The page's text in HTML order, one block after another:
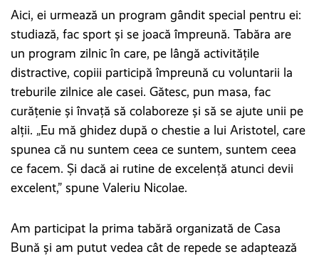
Aici, ei urmează un program gândit special pentru ei:
studiază, fac sport și se joacă împreună. Tabăra are
un program zilnic în care, pe lângă activitățile
distractive, copiii participă împreună cu voluntarii la
treburile zilnice ale casei. Gătesc, pun masa, fac
curățenie și învață să colaboreze și să se ajute unii pe
alții. „Eu mă ghidez după o chestie a lui Aristotel, care
spunea că nu suntem ceea ce suntem, suntem ceea
ce facem. Și dacă ai rutine de excelență atunci devii
excelent,” spune Valeriu Nicolae.
Am participat la prima tabără organizată de Casa
Bună și am putut vedea cât de repede se adaptează